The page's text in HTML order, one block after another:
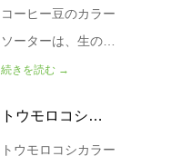
製品内部に浸透し
て、従来のソーティ
ング装置では検出で
異物を特定します。
高品質の食品加工業
1.3 サイズ(MM)
1140*1931*1179 重
量(kg) 310
ヒー豆選別機
コーヒー豆のカラー
ソーターは、生のコ
ーヒー豆と焙煎され
から、悪い豆、カビ
の生えた豆、ひびの
続きを読む →
トウモロコシ色
選別機
トウモロコシカラー